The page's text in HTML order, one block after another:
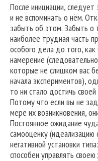
После инициации,
и не вспоминать о нём.
забыть об этом. Забыть о
наиболее трудная часть
особого дела до того,
намерение
которые не слишком вас
начала экспериментов),
то ни стало достичь
Потому что если вы не
мере их возникновения,
Постоянное ожидание
самооценку (идеализацию
негативной установки
способен управлять